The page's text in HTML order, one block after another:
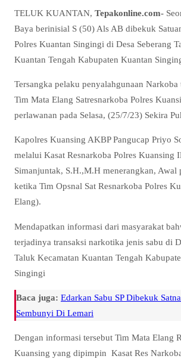
TELUK KUANTAN, Tepakonline.com-
Baya berinisial S (50) Als AB dibekuk
Polres Kuantan Singingi di Desa Seberang
Kuantan Tengah Kabupaten Kuantan
Tersangka pelaku penyalahgunaan Narkoba
Tim Mata Elang Satresnarkoba Polres
perlawanan pada Selasa, (25/7/23) Sekira
Kapolres Kuansing AKBP Pangucap Priyo
melalui Kasat Resnarkoba Polres Kuansing
Simanjuntak, S.H.,M.H menerangkan, Awal
ketika Tim Opsnal Sat Resnarkoba Polres
Elang).
Mendapatkan informasi dari masyarakat
terjadinya transaksi narkotika jenis sabu di
Taluk Kecamatan Kuantan Tengah
Singingi
Baca juga: Edarkan Sabu SP Dibekuk
Sembunyi Di Lemari
Dengan informasi tersebut Tim Mata Elang
Kuansing yang dipimpin Kasat Res